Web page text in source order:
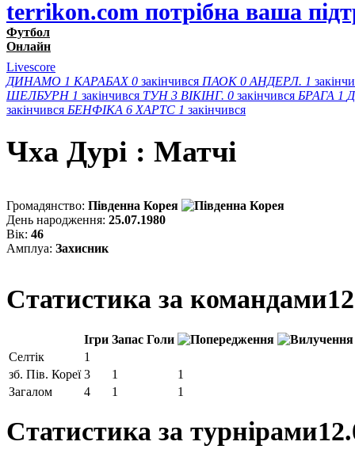
terrikon.com потрібна ваша
Футбол
Онлайн
Livescore
ДИНАМО 1 КАРАБАХ 0 закінчився ПАОК 0 АНДЕРЛ. 1
ШЕЛБУРН 1 закінчився ТУН 3 ВІКІНГ. 0 закінчився БРАГА 1
закінчився БЕНФІКА 6 ХАРТС 1 закінчився
Чха Дурі : Матчi
Громадянство: Південна Корея
День народження: 25.07.1980
Вік: 46
Амплуа: Захисник
Статистика за командами
Ігри Запас Голи
Селтік
1
зб. Пів. Кореї 3 1
1
Загалом
4 1 1
Статистика за турнірами